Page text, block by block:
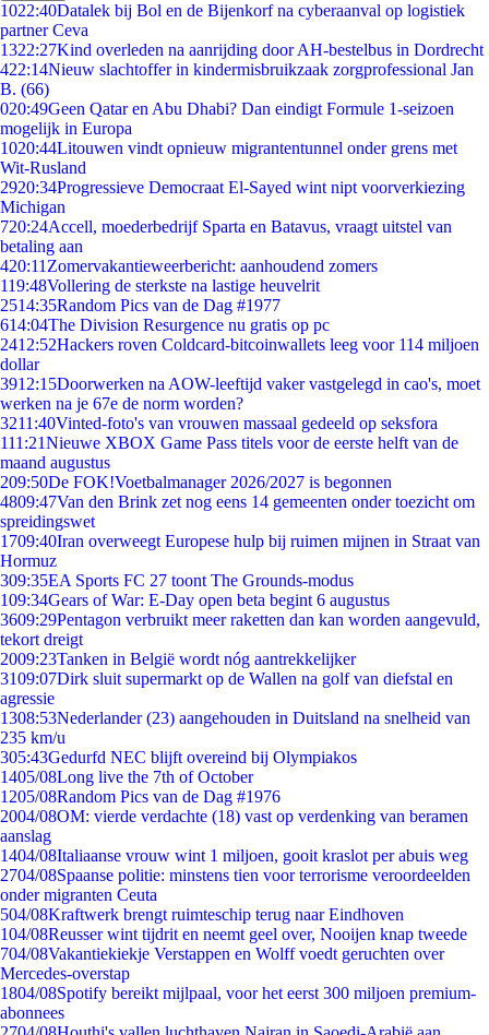
1022:40Datalek bij Bol en de Bijenkorf na cyberaanval op logistiek
partner Ceva
1322:27Kind overleden na aanrijding door AH-bestelbus in Dordrecht
422:14Nieuw slachtoffer in kindermisbruikzaak zorgprofessional Jan
B. (66)
020:49Geen Qatar en Abu Dhabi? Dan eindigt Formule 1-seizoen
mogelijk in Europa
1020:44Litouwen vindt opnieuw migrantentunnel onder grens met
Wit-Rusland
2920:34Progressieve Democraat El-Sayed wint nipt voorverkiezing
Michigan
720:24Accell, moederbedrijf Sparta en Batavus, vraagt uitstel van
betaling aan
420:11 Zomervakantieweerbericht: aanhoudend zomers
119:48Vollering de sterkste na lastige heuvelrit
2514:35Random Pics van de Dag #1977
614:04The Division Resurgence nu gratis op pc
2412:52Hackers roven Coldcard-bitcoinwallets leeg voor 114 miljoen
dollar
3912:15Doorwerken na AOW-leeftijd vaker vastgelegd in cao's, moet
werken na je 67e de norm worden?
3211:40Vinted-foto's van vrouwen massaal gedeeld op seksfora
111:21Nieuwe XBOX Game Pass titels voor de eerste helft van de
maand augustus
209:50De FOK!Voetbalmanager 2026/2027 is begonnen
4809:47Van den Brink zet nog eens 14 gemeenten onder toezicht om
spreidingswet
1709:40Iran overweegt Europese hulp bij ruimen mijnen in Straat van
Hormuz
309:35EA Sports FC 27 toont The Grounds-modus
109:34Gears of War: E-Day open beta begint 6 augustus
3609:29Pentagon verbruikt meer raketten dan kan worden aangevuld,
tekort dreigt
2009:23Tanken in België wordt nóg aantrekkelijker
3109:07Dirk sluit supermarkt op de Wallen na golf van diefstal en
agressie
1308:53Nederlander (23) aangehouden in Duitsland na snelheid van
235 km/u
305:43Gedurfd NEC blijft overeind bij Olympiakos
1405/08Long live the 7th of October
1205/08Random Pics van de Dag #1976
2004/08OM: vierde verdachte (18) vast op verdenking van beramen
aanslag
1404/08Italiaanse vrouw wint 1 miljoen, gooit kraslot per abuis weg
2704/08Spaanse politie: minstens tien voor terrorisme veroordeelden
onder migranten Ceuta
504/08Kraftwerk brengt ruimteschip terug naar Eindhoven
104/08Reusser wint tijdrit en neemt geel over, Nooijen knap tweede
704/08Vakantiekiekje Verstappen en Wolff voedt geruchten over
Mercedes-overstap
1804/08Spotify bereikt mijlpaal, voor het eerst 300 miljoen premium-
abonnees